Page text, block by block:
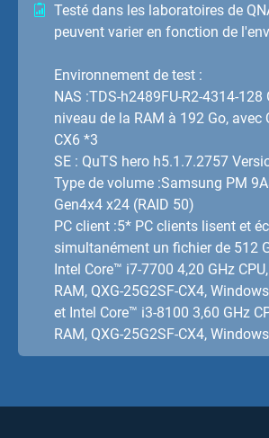
Testé dans les laboratoires de
peuvent varier en fonction de
Environnement de test :
NAS :TDS-h2489FU-R2-4314-128
niveau de la RAM à 192 Go, avec
CX6 *3
SE : QuTS hero h5.1.7.2757
Type de volume :Samsung PM
Gen4x4 x24 (RAID 50)
PC client :5* PC clients lisent et
simultanément un fichier de 512
Intel Core™ i7-7700 4,20 GHz
RAM, QXG-25G2SF-CX4,
et Intel Core™ i3-8100 3,60 GHz
RAM, QXG-25G2SF-CX4,